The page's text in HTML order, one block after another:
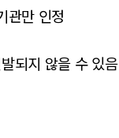
관만 인정
되지 않을 수 있음